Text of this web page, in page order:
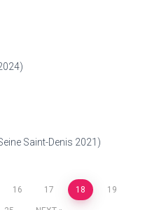
Saint-Denis 2021)
16 17 18 19